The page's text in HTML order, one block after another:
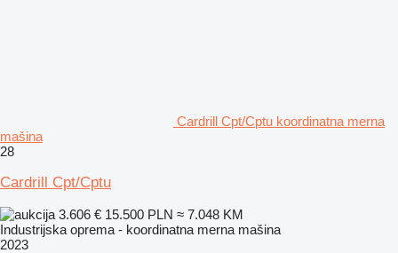
Cardrill Cpt/Cptu koordinatna merna
mašina
28
Cardrill Cpt/Cptu
3.606 € 15.500 PLN ≈ 7.048 KM
Industrijska oprema - koordinatna merna mašina
2023